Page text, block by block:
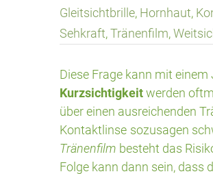
Gleitsichtbrille, Hornhaut,
Sehkraft,Tränenfilm,
Diese Frage kann mit
Kurzsichtigkeitwerden
über einen ausreichenden
Kontaktlinse sozusagen
Tränenfilm besteht das
Folge kann dann sein, dass